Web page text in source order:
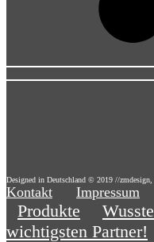
Designed in Deutschland © 2019 //zmdesign,
Kontakt Impressum
Produkte
wichtigsten Partner!